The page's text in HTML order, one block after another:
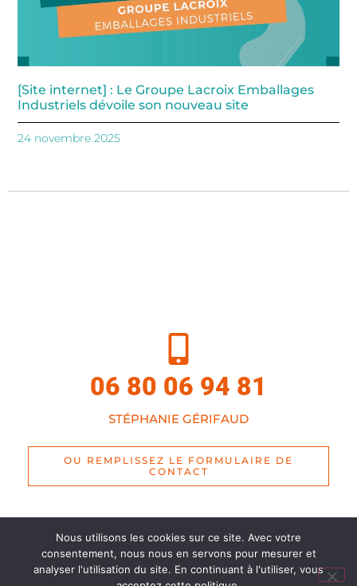
[Site internet] : Le Groupe Lacroix Emballages
Industriels dévoile son nouveau site
24 novembre 2025
06 80 06 94 81
STÉPHANIE GÉRIFAUD
OU REMPLISSEZ LE FORMULAIRE DE
CONTACT
©Digibat 2020 - Mentions légales
Nous utilisons les cookies sur ce site. Avec votre
consentement, nous nous en servons pour mesurer et
analyser l'utilisation du site. En continuant à l'utiliser, vous